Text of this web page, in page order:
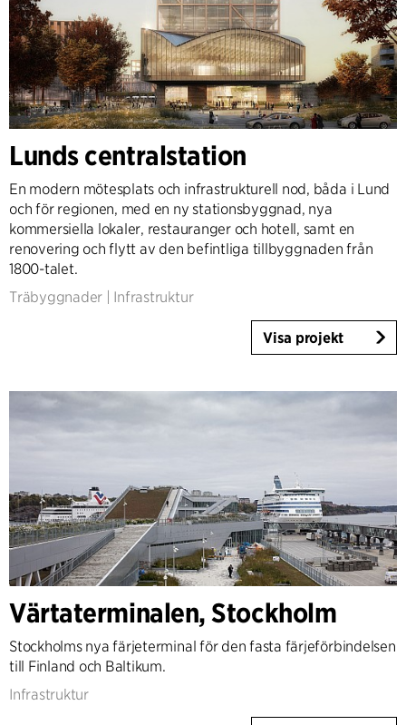
Planering
Product Design
Kundrådgivning
Workplace Design
Expertis
Architecture & Interior Design
Landscape & Urbanism
Healthcare
Product Design
Client Consultancy
Workplace Design
2023-2024
2021-2022
1923-1999
Land
Danmark
Sverige
United Kingdom
Tyskland
Andra
Lunds centralstation
En modern mötesplats och infrastrukturell nod, båda i Lund
och för regionen, med en ny stationsbyggnad, nya
kommersiella lokaler, restauranger och hotell, samt en
renovering och flytt av den befintliga tillbyggnaden från
1800-talet.
Träbyggnader
Infrastruktur
Visa projekt
Värtaterminalen, Stockholm
Stockholms nya färjeterminal för den fasta färjeförbindelsen
till Finland och Baltikum.
Infrastruktur